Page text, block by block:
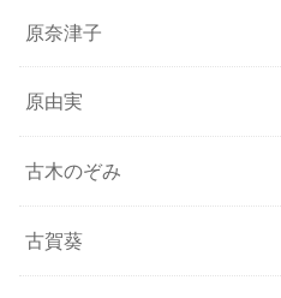
原奈津子
原由実
古木のぞみ
古賀葵